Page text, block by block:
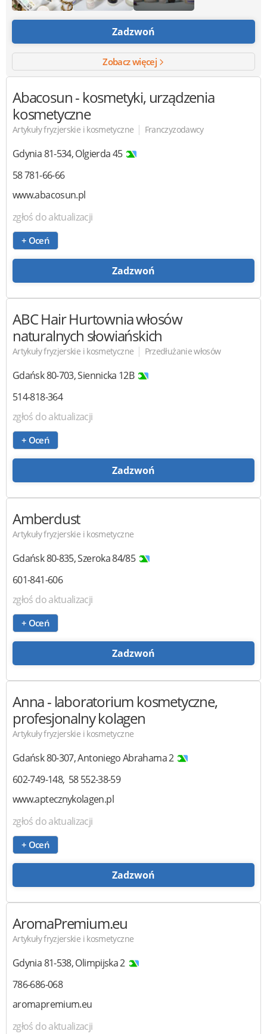
Zadzwoń
Zobacz więcej
Abacosun- kosmetyki, urządzenia
kosmetyczne
Artykuły fryzjerskie i kosmetyczne | Franczyzodawcy
Gdynia81-534,Olgierda 45
58 781-66-66
www.abacosun.pl
zgłoś do aktualizacji
+ Oceń
Zadzwoń
ABC HairHurtownia włosów
naturalnych słowiańskich
Artykuły fryzjerskie i kosmetyczne | Przedłużanie włosów
Gdańsk80-703,Siennicka 12B
514-818-364
zgłoś do aktualizacji
+ Oceń
Zadzwoń
Amberdust
Artykuły fryzjerskie i kosmetyczne
Gdańsk80-835,Szeroka 84/85
601-841-606
zgłoś do aktualizacji
+ Oceń
Zadzwoń
Anna- laboratorium kosmetyczne,
profesjonalny kolagen
Artykuły fryzjerskie i kosmetyczne
Gdańsk80-307,Antoniego Abrahama 2
602-749-148 58 552-38-59
www.aptecznykolagen.pl
zgłoś do aktualizacji
+ Oceń
Zadzwoń
AromaPremium.eu
Artykuły fryzjerskie i kosmetyczne
Gdynia81-538,Olimpijska 2
786-686-068
aromapremium.eu
zgłoś do aktualizacji